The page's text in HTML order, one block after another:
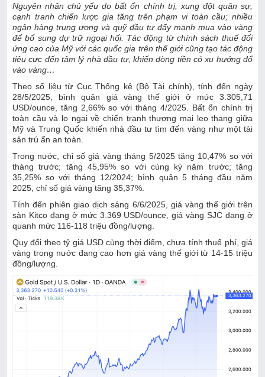
Nguyên nhân chủ yếu do bất ổn chính trị, xung đột quân sự,
cạnh tranh chiến lược gia tăng trên phạm vi toàn cầu; nhiều
ngân hàng trung ương và quỹ đầu tư đẩy mạnh mua vào vàng
để bổ sung dự trữ ngoại hối. Tác động từ chính sách thuế đối
ứng cao của Mỹ với các quốc gia trên thế giới cũng tạo tác động
tiêu cực đến tâm lý nhà đầu tư, khiến dòng tiền có xu hướng đổ
vào vàng…
Theo số liệu từ Cục Thống kê (Bộ Tài chính), tính đến ngày
28/5/2025, bình quân giá vàng thế giới ở mức 3.305,71
USD/ounce, tăng 2,66% so với tháng 4/2025. Bất ổn chính trị
toàn cầu và lo ngại về chiến tranh thương mại leo thang giữa
Mỹ và Trung Quốc khiến nhà đầu tư tìm đến vàng như một tài
sản trú ẩn an toàn.
Trong nước, chỉ số giá vàng tháng 5/2025 tăng 10,47% so với
tháng trước; tăng 45,95% so với cùng kỳ năm trước; tăng
35,25% so với tháng 12/2024; bình quân 5 tháng đầu năm
2025, chỉ số giá vàng tăng 35,37%.
Tính đến phiên giao dịch sáng 6/6/2025, giá vàng thế giới trên
sàn Kitco đang ở mức 3.369 USD/ounce, giá vàng SJC đang ở
quanh mức 116-118 triệu đồng/lượng.
Quy đổi theo tỷ giá USD cùng thời điểm, chưa tính thuế phí, giá
vàng trong nước đang cao hơn giá vàng thế giới từ 14-15 triệu
đồng/lượng.